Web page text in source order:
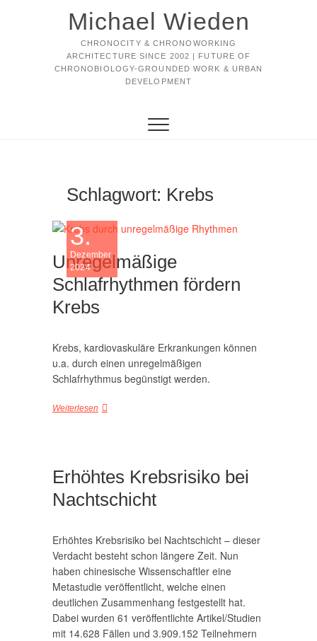
Michael Wieden
CHRONOCITY & CHRONOWORKING
ARCHITECTURE SINCE 2002 | FUTURE OF
CHRONOBIOLOGY-GROUNDED WORK & URBAN
DEVELOPMENT
Schlagwort: Krebs
3.
Dezember
2024
Unregelmäßige
Schlafrhythmen fördern
Krebs
Krebs, kardiovaskuläre Erkrankungen können
u.a. durch einen unregelmäßigen
Schlafrhythmus begünstigt werden.
Weiterlesen
Erhöhtes Krebsrisiko bei
Nachtschicht
Erhöhtes Krebsrisiko bei Nachtschicht – dieser
Verdacht besteht schon längere Zeit. Nun
haben chinesische Wissenschaftler eine
Metastudie veröffentlicht, welche einen
deutlichen Zusammenhang festgestellt hat.
Dabei wurden 61 veröffentlichte Artikel/Studien
mit 14.628 Fällen und 3.909.152 Teilnehmern